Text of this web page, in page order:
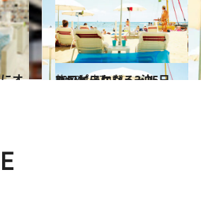
2013.10.7
ハッピーになる3泊5日 ハワイスケジュール Day1
旅＆お出かけ